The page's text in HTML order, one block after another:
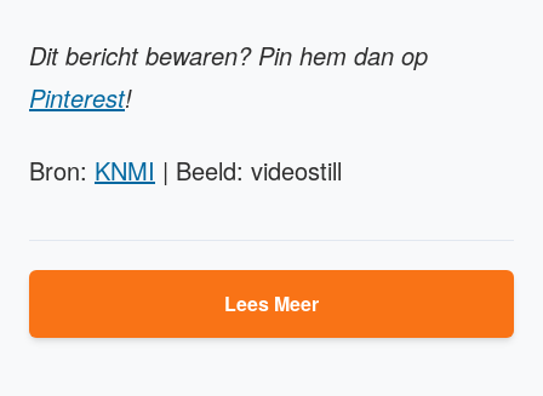
Dit bericht bewaren? Pin hem dan op
Pinterest!
Bron: KNMI | Beeld: videostill
Lees Meer